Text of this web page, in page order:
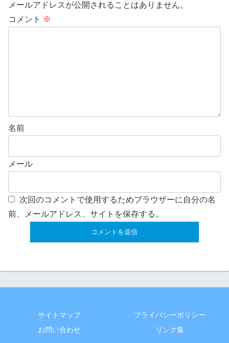
メールアドレスが公開されることはありません。
コメント ※
名前
メール
次回のコメントで使用するためブラウザーに自分の名
前、メールアドレス、サイトを保存する。
サイトマップ
プライバシーポリシー
お問い合わせ
リンク集